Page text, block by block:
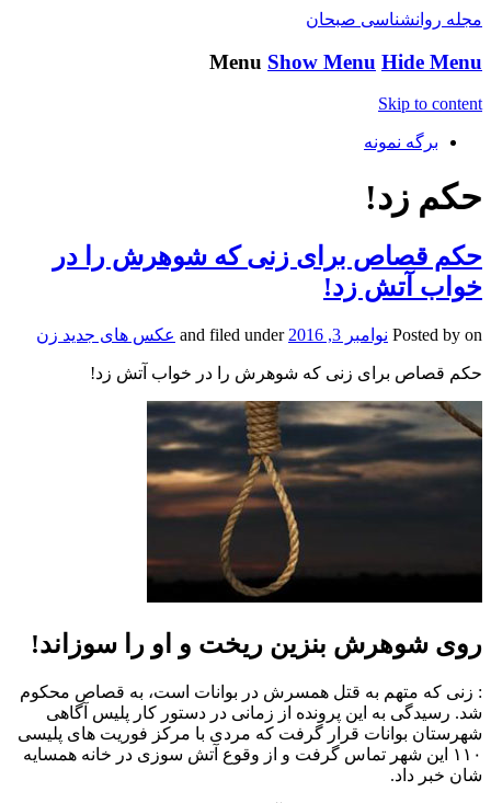
مجله روانشناسی صبحان
Menu Show Menu Hide Menu
Skip to content
برگه نمونه
حکم زد!
حکم قصاص برای زنی که شوهرش را در
خواب آتش زد!
Posted by on نوامبر 3, 2016 and filed under عکس های جدید زن
حکم قصاص برای زنی که شوهرش را در خواب آتش زد!
روی شوهرش بنزین ریخت و او را سوزاند!
: زنی که متهم به قتل همسرش در بوانات است، به قصاص محکوم
شد. رسیدگی به این پرونده از زمانی در دستور کار پلیس آگاهی
شهرستان بوانات قرار گرفت که مردی با مرکز فوریت های پلیسی
۱۱۰ این شهر تماس گرفت و از وقوع آتش سوزی در خانه همسایه
شان خبر داد.